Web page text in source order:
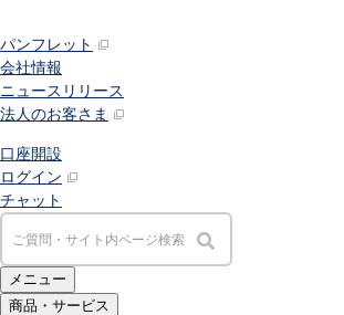
パンフレット
会社情報
ニュースリリース
法人のお客さま
口座開設
ログイン
チャット
メニュー
商品・サービス